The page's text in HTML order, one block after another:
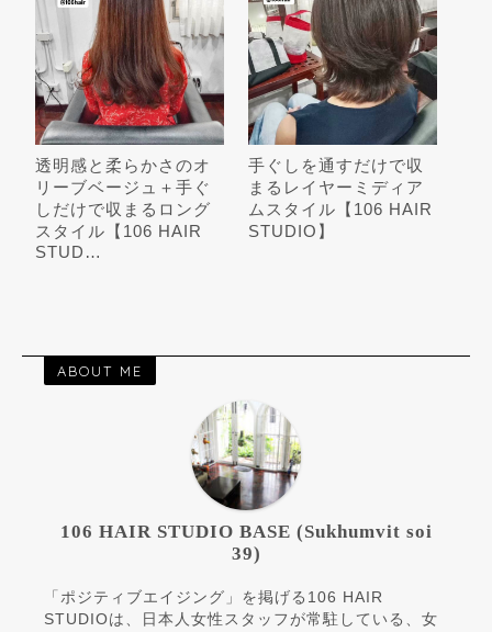
透明感と柔らかさのオ
リーブベージュ＋手ぐ
しだけで収まるロング
スタイル【106 HAIR
STUD…
手ぐしを通すだけで収
まるレイヤーミディア
ムスタイル【106 HAIR
STUDIO】
ABOUT ME
106 HAIR STUDIO BASE (Sukhumvit soi
39)
「ポジティブエイジング」を掲げる106 HAIR
STUDIOは、日本人女性スタッフが常駐している、女